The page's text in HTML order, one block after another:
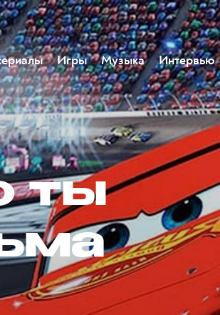
Игры Музыка Интервью
ты